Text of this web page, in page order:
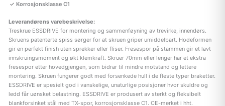
Korrosjonsklasse C1
Leverandørens varebeskrivelse:
Treskrue ESSDRIVE for montering og sammenføyning av trevirke, innendørs.
Skruens patenterte spiss sørger for at skruen griper umiddelbart. Hodeformen
gir en perfekt finish uten sprekker eller fliser. Fresespor på stammen gir et lavt
innskruingsmoment og økt klemkraft. Skruer 70mm eller lenger har et ekstra
fresespor etter hovedgjengen, som bidrar til mindre motstand og lettere
montering. Skruen fungerer godt med forsenkede hull i de fleste typer braketter.
ESSDRIVE er spesielt god i vanskelige, unaturlige posisjoner hvor skuldre og
ledd får uønsket belastning. ESSDRIVE er produsert av sterkt og fleksibelt
blankforsinket stål med TX-spor, korrosjonsklasse C1. CE-merket i hht.